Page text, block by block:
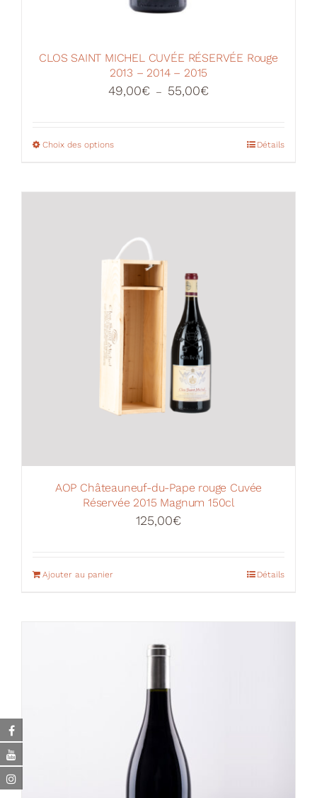
CLOS SAINT MICHEL CUVÉE RÉSERVÉE Rouge
2013 – 2014 – 2015
49,00€ – 55,00€
Choix des optionsCe
plusieurs
options
peuvent
choisies
la
page
produit
Détails
AOP Châteauneuf-du-Pape rouge Cuvée
Réservée 2015 Magnum 150cl
125,00€
Ajouter au panier Détails